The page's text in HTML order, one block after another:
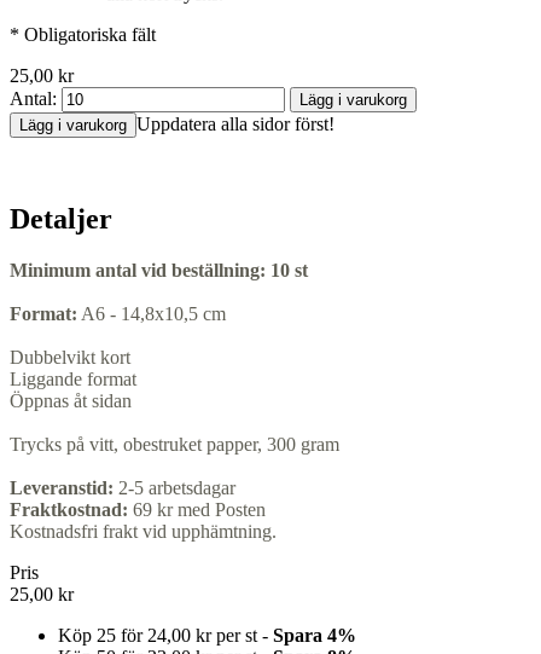
* Obligatoriska fält
25,00 kr
Antal:
Lägg i varukorg
Lägg i varukorg Uppdatera alla sidor först!
Detaljer
Minimum antal vid beställning: 10 st
Format: A6 - 14,8x10,5 cm
Dubbelvikt kort
Liggande format
Öppnas åt sidan
Trycks på vitt, obestruket papper, 300 gram
Leveranstid: 2-5 arbetsdagar
Fraktkostnad: 69 kr med Posten
Kostnadsfri frakt vid upphämtning.
Pris
25,00 kr
Köp 25 för 24,00 krper st - Spara 4%